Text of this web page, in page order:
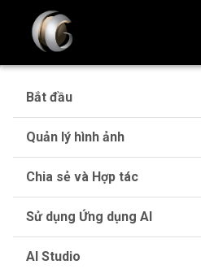
Bắt đầu
Quản lý hình ảnh
Chia sẻ và Hợp tác
Sử dụng Ứng dụng AI
AI Studio